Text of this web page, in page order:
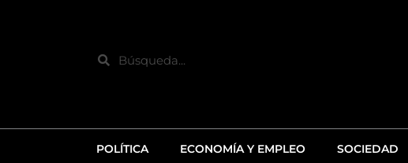
Search
POLÍTICA ECONOMÍA Y EMPLEO SOCIEDAD